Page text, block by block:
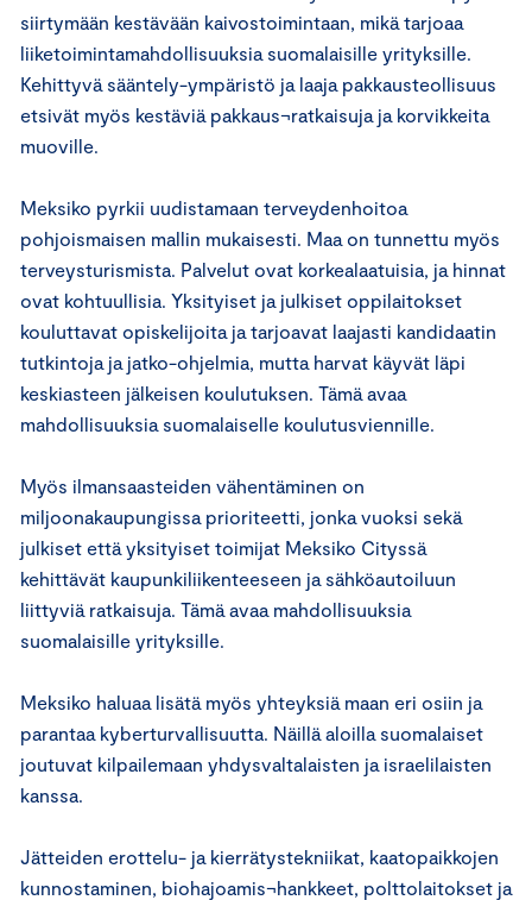
siirtymään kestävään kaivostoimintaan, mikä tarjoaa
liiketoimintamahdollisuuksia suomalaisille yrityksille.
Kehittyvä sääntely-ympäristö ja laaja pakkausteollisuus
etsivät myös kestäviä pakkaus¬ratkaisuja ja korvikkeita
muoville.
Meksiko pyrkii uudistamaan terveydenhoitoa
pohjoismaisen mallin mukaisesti. Maa on tunnettu myös
terveysturismista. Palvelut ovat korkealaatuisia, ja hinnat
ovat kohtuullisia. Yksityiset ja julkiset oppilaitokset
kouluttavat opiskelijoita ja tarjoavat laajasti kandidaatin
tutkintoja ja jatko-ohjelmia, mutta harvat käyvät läpi
keskiasteen jälkeisen koulutuksen. Tämä avaa
mahdollisuuksia suomalaiselle koulutusviennille.
Myös ilmansaasteiden vähentäminen on
miljoonakaupungissa prioriteetti, jonka vuoksi sekä
julkiset että yksityiset toimijat Meksiko Cityssä
kehittävät kaupunkiliikenteeseen ja sähköautoiluun
liittyviä ratkaisuja. Tämä avaa mahdollisuuksia
suomalaisille yrityksille.
Meksiko haluaa lisätä myös yhteyksiä maan eri osiin ja
parantaa kyberturvallisuutta. Näillä aloilla suomalaiset
joutuvat kilpailemaan yhdysvaltalaisten ja israelilaisten
kanssa.
Jätteiden erottelu- ja kierrätystekniikat, kaatopaikkojen
kunnostaminen, biohajoamis¬hankkeet, polttolaitokset ja